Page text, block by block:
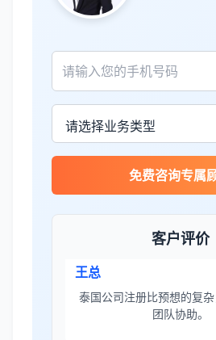
免费咨询专属
客户评价
张先生
服务专业高效，一周就完
册！
James Wilson
金兔国际帮我们完成了泰
王总
泰国公司注册比预想的复
团队协助。